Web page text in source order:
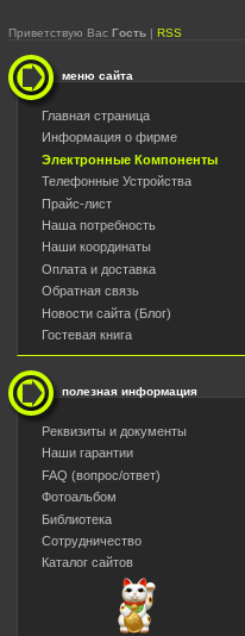
Приветствую Вас Гость | RSS
меню сайта
Главная страница
Информация о фирме
Электронные Компоненты
Телефонные Устройства
Прайс-лист
Наша потребность
Наши координаты
Оплата и доставка
Обратная связь
Новости сайта (Блог)
Гостевая книга
полезная информация
Реквизиты и документы
Наши гарантии
FAQ (вопрос/ответ)
Фотоальбом
Библиотека
Сотрудничество
Каталог сайтов